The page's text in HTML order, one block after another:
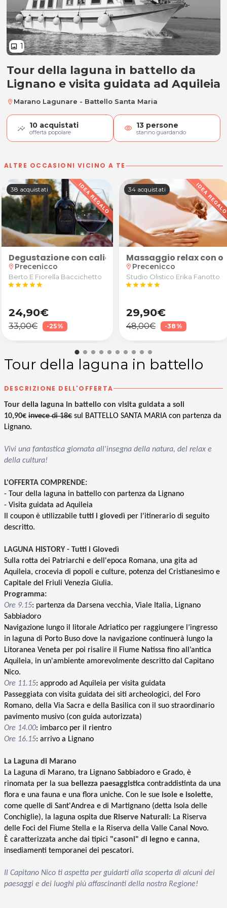
image 1
Tour della laguna in battello
Tour della laguna in battello da
Lignano e visita guidata ad Aquileia
location_on Marano Lagunare - Battello Santa Maria
10 acquistati
offerta popolare visibility 13 persone
stanno guardando
ALTRE OCCASIONI VICINO A TE
Comuzzi a Palazzolo dello Stella
e drenante
38 acquistati
Degustazione con calici, tagliere e bottiglia di
location_on Precenicco
Berto E Fiorella Baccichetto
starstarstarstarstar
24,90€
33,00€ -25%
34 acquistati
Massaggio relax con
location_on Precenicco
Studio Olistico Erika Fanotto
starstarstarstarstar
29,90€
48,00€ -38%
Tour della laguna in battello
DESCRIZIONE DELL'OFFERTA
Tour della laguna in battello con visita guidata a soli
10,90€ invece di 18€ sul BATTELLO SANTA MARIA con partenza da
Lignano.
Vivi una fantastica giornata all'insegna della natura, del relax e
della cultura!
L'OFFERTA COMPRENDE:
- Tour della laguna in battello con partenza da Lignano
- Visita guidata ad Aquileia
Il coupon è utilizzabile tutti i giovedì per l'itinerario di seguito
descritto.
LAGUNA HISTORY - Tutti i Giovedì
Sulla rotta dei Patriarchi e dell'epoca Romana, una gita ad
Aquileia, crocevia di popoli e culture, potenza del Cristianesimo e
Capitale del Friuli Venezia Giulia.
Programma:
Ore 9.15: partenza da Darsena vecchia, Viale Italia, Lignano
Sabbiadoro
Navigazione lungo il litorale Adriatico per raggiungere l’ingresso
in laguna di Porto Buso dove la navigazione continuerà lungo la
Litoranea Veneta per poi risalire il Fiume Natissa fino all’antica
Aquileia, in un'ambiente amorevolmente descritto dal Capitano
Nico.
Ore 11.15: approdo ad Aquileia per visita guidata
Passeggiata con visita guidata dei siti archeologici, del Foro
Romano, della Via Sacra e della Basilica con il suo straordinario
pavimento musivo (con guida autorizzata)
Ore 14.00: imbarco per il rientro
Ore 16.15: arrivo a Lignano
La Laguna di Marano
La Laguna di Marano, tra Lignano Sabbiadoro e Grado, è
rinomata per la sua bellezza paesaggistica contraddistinta da una
flora e una fauna e una flora uniche. Con le sue isole e isolette,
come quelle di Sant'Andrea e di Martignano (detta Isola delle
Conchiglie), la laguna ospita due Riserve Naturali: La Riserva
delle Foci del Fiume Stella e la Riserva della Valle Canal Novo.
È caratterizzata anche dai tipici "casoni" di legno e canna,
insediamenti temporanei dei pescatori.
Il Capitano Nico ti aspetta per guidarti alla scoperta di alcuni dei
paesaggi e dei luoghi più affascinanti della nostra Regione!